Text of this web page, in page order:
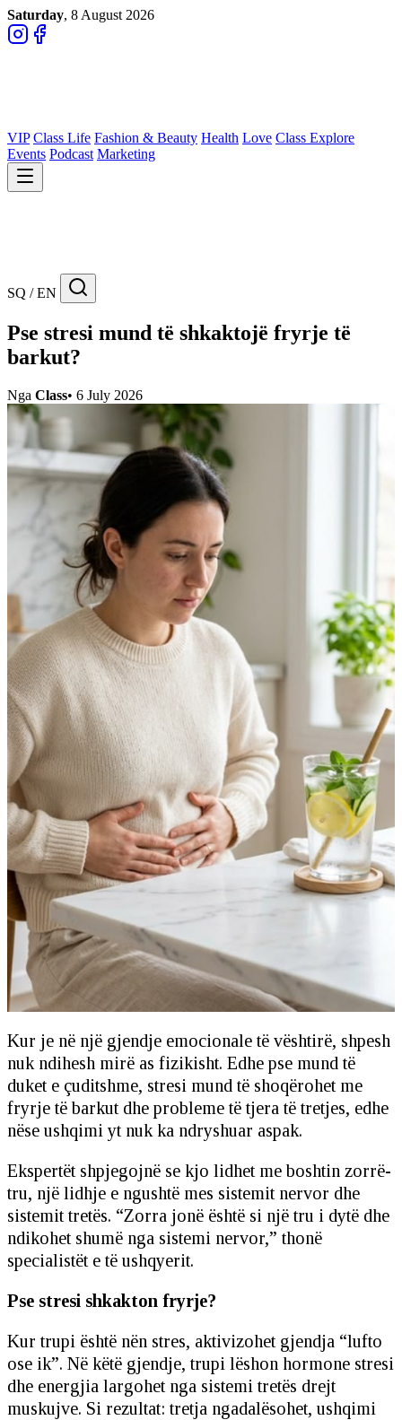
Saturday, 8 August 2026
VIP Class Life Fashion & Beauty Health Love Class Explore
Events Podcast Marketing
SQ / EN
Pse stresi mund të shkaktojë fryrje të
barkut?
Nga Class• 6 July 2026
Kur je në një gjendje emocionale të vështirë, shpesh
nuk ndihesh mirë as fizikisht. Edhe pse mund të
duket e çuditshme, stresi mund të shoqërohet me
fryrje të barkut dhe probleme të tjera të tretjes, edhe
nëse ushqimi yt nuk ka ndryshuar aspak.
Ekspertët shpjegojnë se kjo lidhet me boshtin zorrë-
tru, një lidhje e ngushtë mes sistemit nervor dhe
sistemit tretës. “Zorra jonë është si një tru i dytë dhe
ndikohet shumë nga sistemi nervor,” thonë
specialistët e të ushqyerit.
Pse stresi shkakton fryrje?
Kur trupi është nën stres, aktivizohet gjendja “lufto
ose ik”. Në këtë gjendje, trupi lëshon hormone stresi
dhe energjia largohet nga sistemi tretës drejt
muskujve. Si rezultat: tretja ngadalësohet, ushqimi